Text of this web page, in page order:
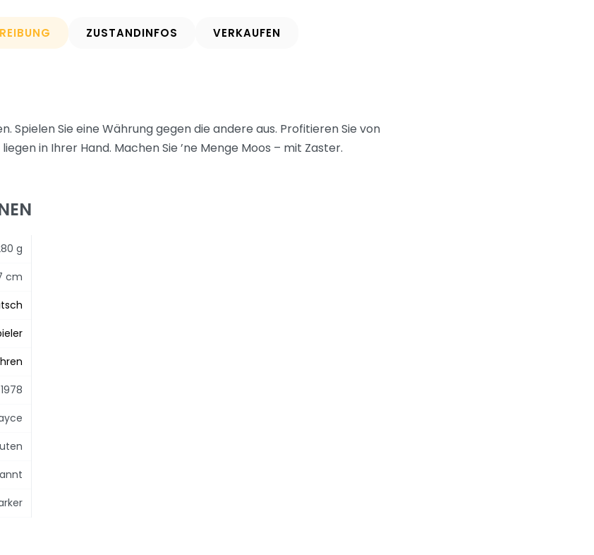
ZUSTANDINFOS VERKAUFEN
Spielen Sie eine Währung gegen die andere aus. Profitieren Sie von
in Ihrer Hand. Machen Sie ’ne Menge Moos – mit Zaster.
g
cm
1978